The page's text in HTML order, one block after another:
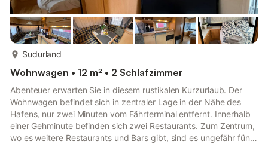
Sudurland
Wohnwagen • 12 m² • 2 Schlafzimmer
Abenteuer erwarten Sie in diesem rustikalen Kurzurlaub. Der
Wohnwagen befindet sich in zentraler Lage in der Nähe des
Hafens, nur zwei Minuten vom Fährterminal entfernt. Innerhalb
einer Gehminute befinden sich zwei Restaurants. Zum Zentrum,
wo es weitere Restaurants und Bars gibt, sind es ungefähr fünf